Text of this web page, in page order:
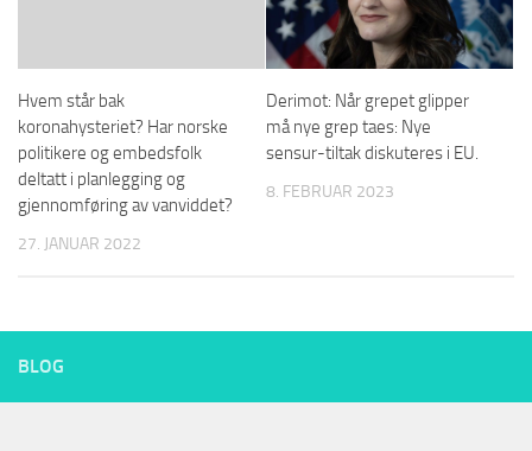
Hvem står bak
koronahysteriet? Har norske
politikere og embedsfolk
deltatt i planlegging og
gjennomføring av vanviddet?
27. JANUAR 2022
Derimot: Når grepet glipper
må nye grep taes: Nye
sensur-tiltak diskuteres i EU.
8. FEBRUAR 2023
BLOG